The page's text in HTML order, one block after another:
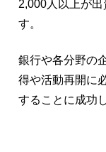
2,000人以上が
す。
銀行や各分野の
得や活動再開に
することに成功